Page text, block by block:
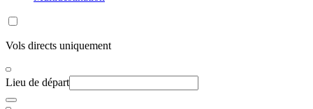
Vols directs uniquement
Lieu de départ